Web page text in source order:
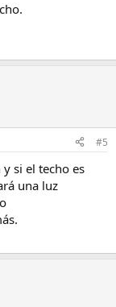
#5
si el techo es
una luz